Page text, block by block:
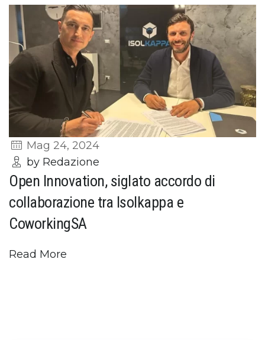
Mag 24, 2024
by Redazione
Open Innovation, siglato accordo di
collaborazione tra Isolkappa e
CoworkingSA
Read More